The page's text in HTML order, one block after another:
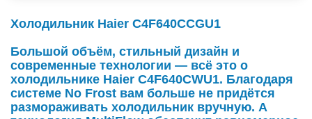
Холодильник Haier C4F640CCGU1
Большой объём, стильный дизайн и
современные технологии — всё это о
холодильнике Haier C4F640CWU1. Благодаря
системе No Frost вам больше не придётся
размораживать холодильник вручную. А